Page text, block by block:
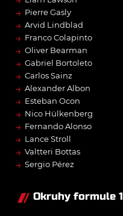
→ Pierre Gasly
→ Arvid Lindblad
→ Franco Colapinto
→ Oliver Bearman
→ Gabriel Bortoleto
→ Carlos Sainz
→ Alexander Albon
→ Esteban Ocon
→ Nico Hülkenberg
→ Fernando Alonso
→ Lance Stroll
→ Valtteri Bottas
→ Sergio Pérez
Okruhy formule 1